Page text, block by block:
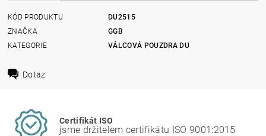
KÓD PRODUKTU
DU2515
ZNAČKA
GGB
KATEGORIE
VÁLCOVÁ POUZDRA DU
Dotaz
Certifikát ISO
jsme držitelem certifikátu ISO 9001:2015